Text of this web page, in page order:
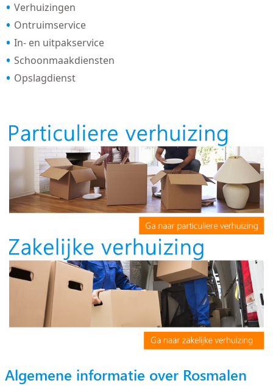
Verhuizingen
Ontruimservice
In- en uitpakservice
Schoonmaakdiensten
Opslagdienst
Algemene informatie over Rosmalen